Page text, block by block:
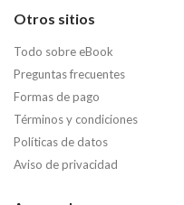
Otros sitios
Todo sobre eBook
Preguntas frecuentes
Formas de pago
Términos y condiciones
Políticas de datos
Aviso de privacidad